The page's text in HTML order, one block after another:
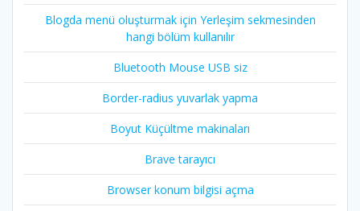
Blogda menü oluşturmak için Yerleşim sekmesinden
hangi bölüm kullanılır
Bluetooth Mouse USB siz
Border-radius yuvarlak yapma
Boyut Küçültme makinaları
Brave tarayıcı
Browser konum bilgisi açma